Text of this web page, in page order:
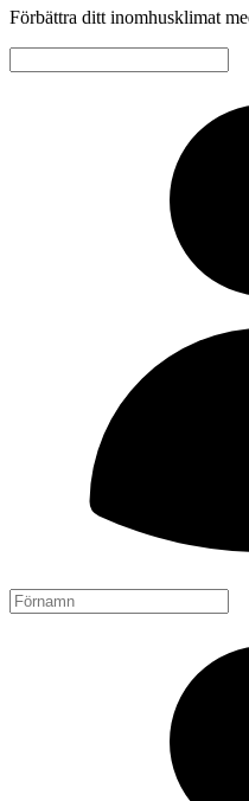
Förbättra ditt inomhusklimat